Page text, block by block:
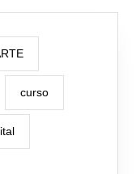
curso